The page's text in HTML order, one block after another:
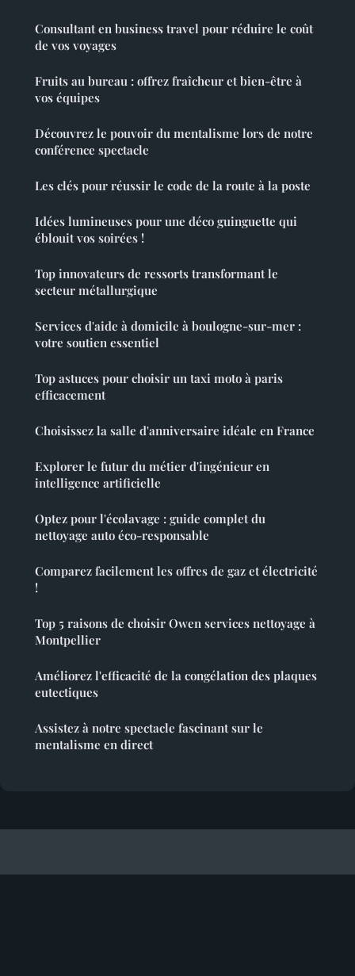
Consultant en business travel pour réduire le coût
de vos voyages
Fruits au bureau : offrez fraîcheur et bien-être à
vos équipes
Découvrez le pouvoir du mentalisme lors de notre
conférence spectacle
Les clés pour réussir le code de la route à la poste
Idées lumineuses pour une déco guinguette qui
éblouit vos soirées !
Top innovateurs de ressorts transformant le
secteur métallurgique
Services d'aide à domicile à boulogne-sur-mer :
votre soutien essentiel
Top astuces pour choisir un taxi moto à paris
efficacement
Choisissez la salle d'anniversaire idéale en France
Explorer le futur du métier d'ingénieur en
intelligence artificielle
Optez pour l'écolavage : guide complet du
nettoyage auto éco-responsable
Comparez facilement les offres de gaz et électricité
!
Top 5 raisons de choisir Owen services nettoyage à
Montpellier
Améliorez l'efficacité de la congélation des plaques
eutectiques
Assistez à notre spectacle fascinant sur le
mentalisme en direct
Figurine Tintin